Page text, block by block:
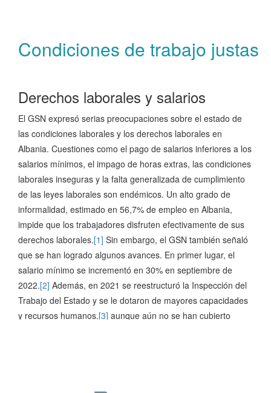
Condiciones de trabajo justas
Derechos laborales y salarios
El GSN expresó serias preocupaciones sobre el estado de
las condiciones laborales y los derechos laborales en
Albania. Cuestiones como el pago de salarios inferiores a los
salarios mínimos, el impago de horas extras, las condiciones
laborales inseguras y la falta generalizada de cumplimiento
de las leyes laborales son endémicos. Un alto grado de
informalidad, estimado en 56,7% de empleo en Albania,
impide que los trabajadores disfruten efectivamente de sus
derechos laborales.[1] Sin embargo, el GSN también señaló
que se han logrado algunos avances. En primer lugar, el
salario mínimo se incrementó en 30% en septiembre de
2022.[2] Además, en 2021 se reestructuró la Inspección del
Trabajo del Estado y se le dotaron de mayores capacidades
y recursos humanos.[3] aunque aún no se han cubierto